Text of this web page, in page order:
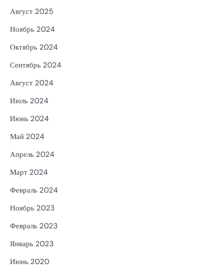
Август 2025
Ноябрь 2024
Октябрь 2024
Сентябрь 2024
Август 2024
Июль 2024
Июнь 2024
Май 2024
Апрель 2024
Март 2024
Февраль 2024
Ноябрь 2023
Февраль 2023
Январь 2023
Июнь 2020